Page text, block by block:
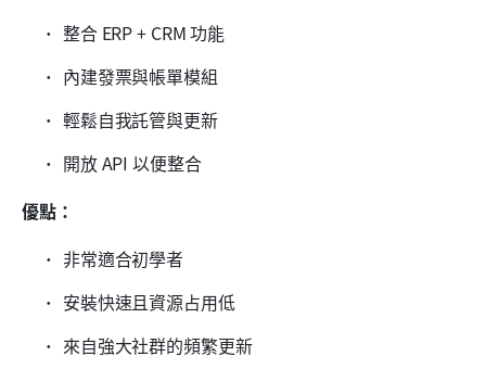
整合 ERP + CRM 功能
內建發票與帳單模組
輕鬆自我託管與更新
開放 API 以便整合
優點：
非常適合初學者
安裝快速且資源占用低
來自強大社群的頻繁更新